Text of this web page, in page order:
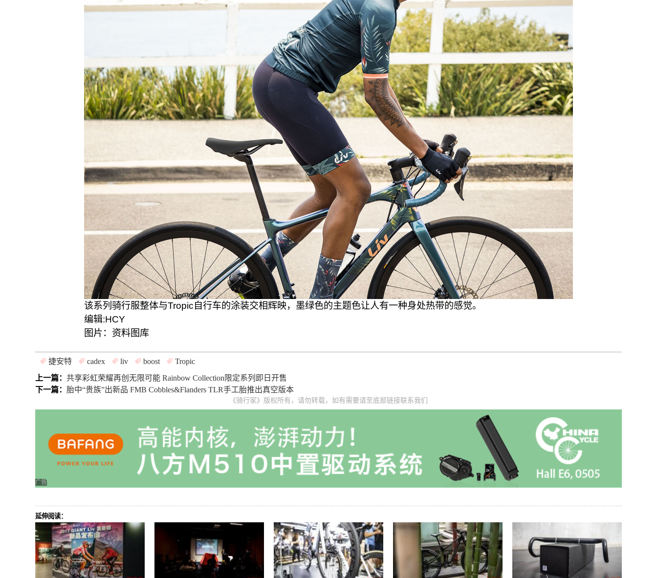
该系列骑行服整体与Tropic自行车的涂装交相辉映，墨绿色的主题色让人有一种身处热带的感觉。
编辑:HCY
图片：资料图库
捷安特 cadex liv boost
Tropic
上一篇： 共享彩虹荣耀再创无限可能 Rainbow Collection限定系列即日开售
下一篇： 胎中“贵族”出新品 FMB Cobbles&Flanders TLR手工胎推出真空版本
《骑行家》版权所有，请勿转载，如有需要请至底部链接联系我们
广告
延伸阅读：